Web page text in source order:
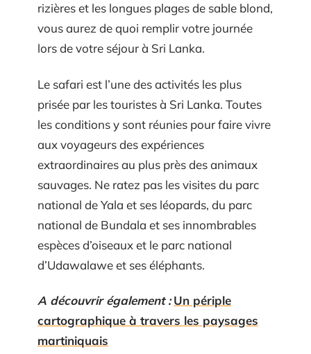
rizières et les longues plages de sable blond,
vous aurez de quoi remplir votre journée
lors de votre séjour à Sri Lanka.
Le safari est l’une des activités les plus
prisée par les touristes à Sri Lanka. Toutes
les conditions y sont réunies pour faire vivre
aux voyageurs des expériences
extraordinaires au plus près des animaux
sauvages. Ne ratez pas les visites du parc
national de Yala et ses léopards, du parc
national de Bundala et ses innombrables
espèces d’oiseaux et le parc national
d’Udawalawe et ses éléphants.
A découvrir également : Un périple
cartographique à travers les paysages
martiniquais